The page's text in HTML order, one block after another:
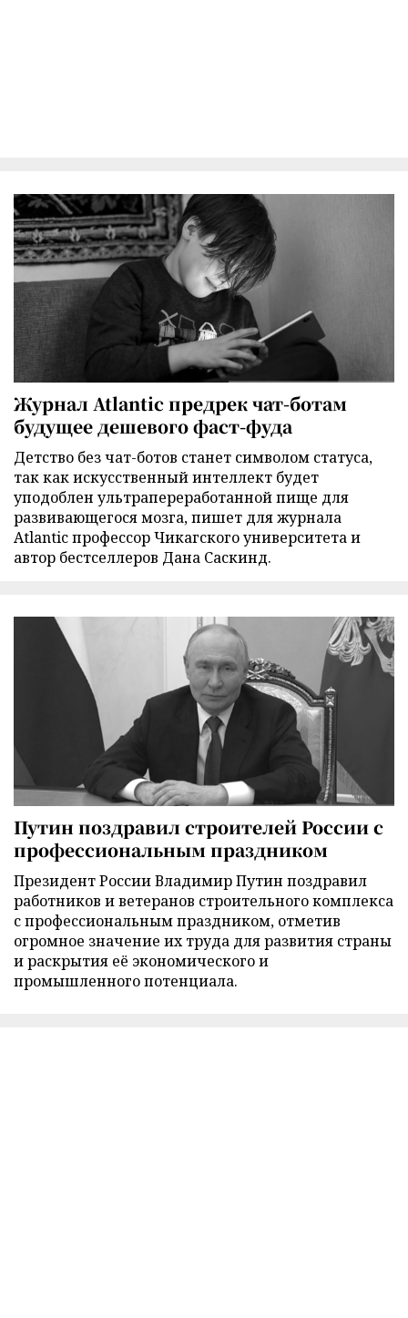
Журнал Atlantic предрек чат-ботам
будущее дешевого фаст-фуда
Детство без чат-ботов станет символом статуса,
так как искусственный интеллект будет
уподоблен ультрапереработанной пище для
развивающегося мозга, пишет для журнала
Atlantic профессор Чикагского университета и
автор бестселлеров Дана Саскинд.
Путин поздравил строителей России с
профессиональным праздником
Президент России Владимир Путин поздравил
работников и ветеранов строительного комплекса
с профессиональным праздником, отметив
огромное значение их труда для развития страны
и раскрытия её экономического и
промышленного потенциала.